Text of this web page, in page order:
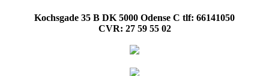
Kochsgade 35 B DK 5000 Odense C tlf: 66141050
CVR: 27 59 55 02